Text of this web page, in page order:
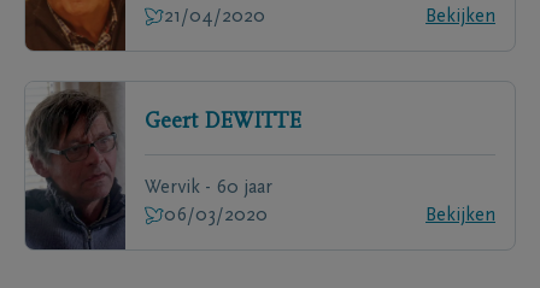
21/04/2020
Bekijken
Geert DEWITTE
Wervik - 60 jaar
06/03/2020
Bekijken